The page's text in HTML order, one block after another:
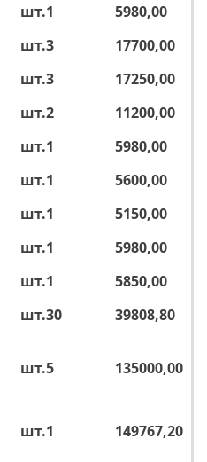
шт.1
5980,00
шт.3
17700,00
шт.3
17250,00
шт.2
11200,00
шт.1
5980,00
шт.1
5600,00
шт.1
5150,00
шт.1
5980,00
шт.1
5850,00
шт.30 39808,80
шт.5 135000,00
шт.1 149767,20